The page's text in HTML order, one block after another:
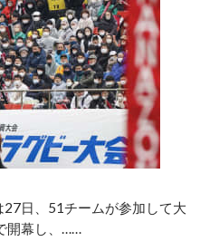
日、51チームが参加して大
開幕し、……